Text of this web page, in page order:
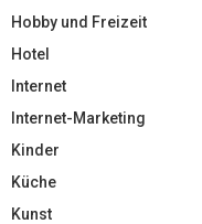
Hobby und Freizeit
Hotel
Internet
Internet-Marketing
Kinder
Küche
Kunst